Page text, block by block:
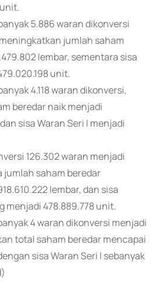
5.886 waran dikonversi
jumlah saham
lembar, sementara sisa
unit.
4.118 waran dikonversi,
beredar naik menjadi
sisa Waran Seri I menjadi
126.302 waran menjadi
jumlah saham beredar
lembar, dan sisa
menjadi 478.889.778 unit.
4 waran dikonversi menjadi
total saham beredar mencapai
sisa Waran Seri I sebanyak